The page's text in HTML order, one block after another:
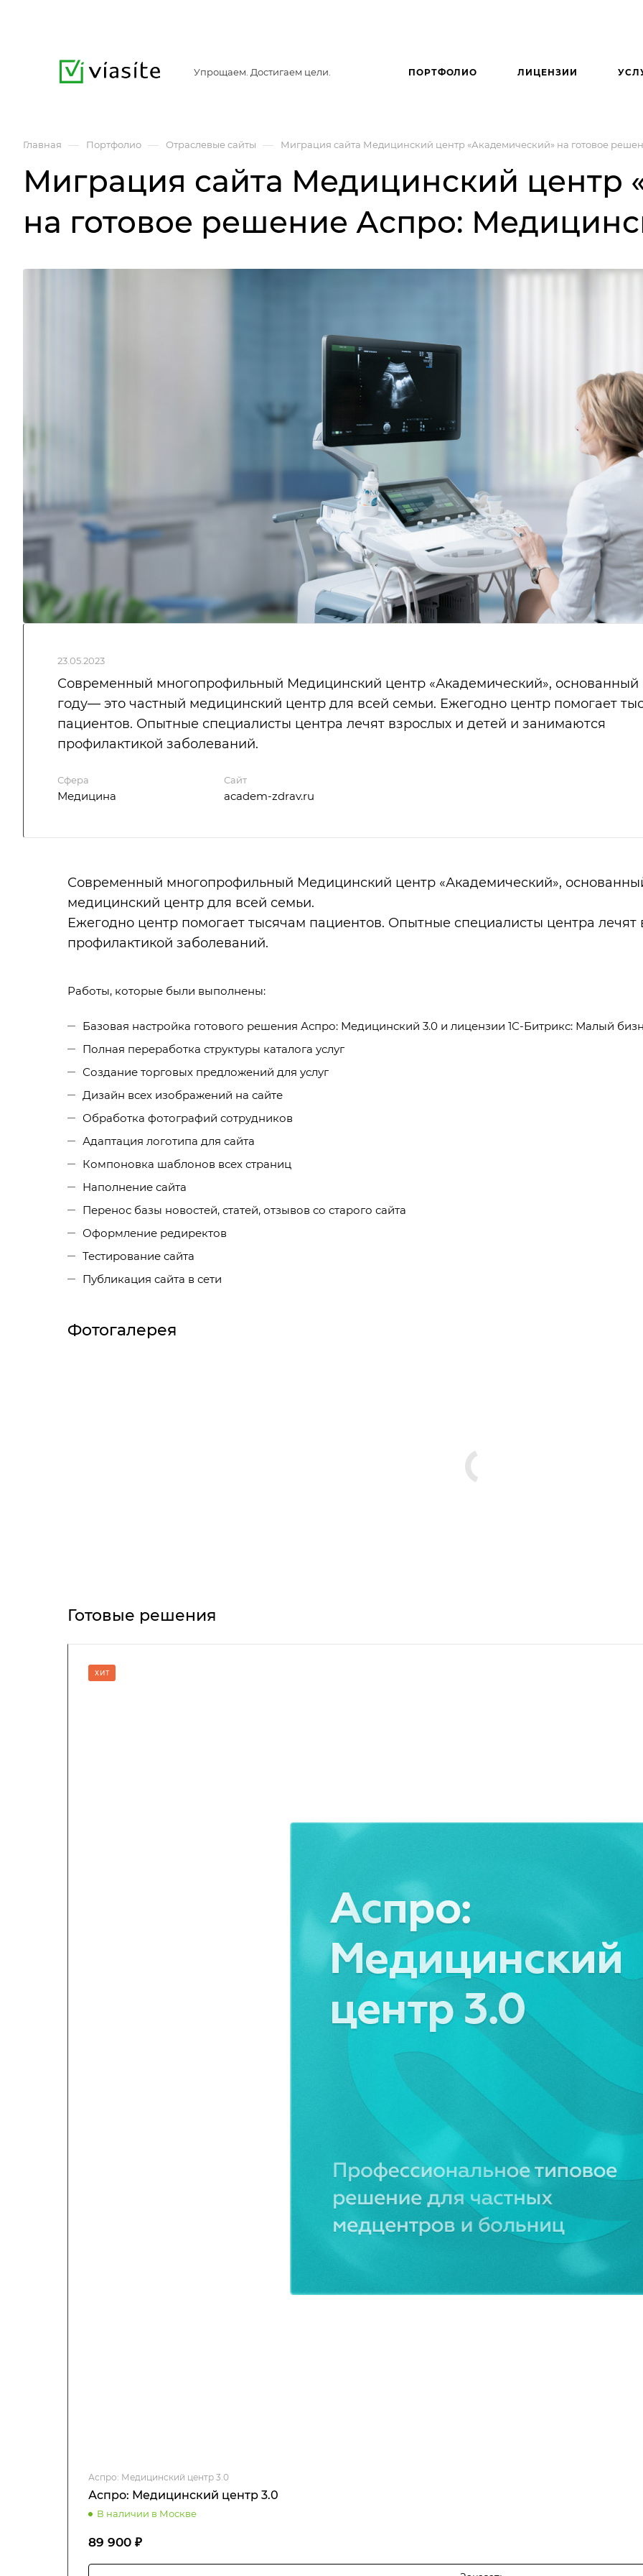
Упрощаем. Достигаем цели. ПОРТФОЛИО ЛИЦЕНЗИИ
Главная — Портфолио — Отраслевые сайты — Миграция сайта Медицинский центр «Академический» на готовое
Миграция сайта Медицинский центр
на готовое решение Аспро:
23.05.2023
Современный многопрофильный Медицинский центр «Академический», основанный
году— это частный медицинский центр для всей семьи. Ежегодно центр помогает
пациентов. Опытные специалисты центра лечят взрослых и детей и занимаются
профилактикой заболеваний.
Сфера
Медицина
Сайт
academ-zdrav.ru
Современный многопрофильный Медицинский центр «Академический»,
медицинский центр для всей семьи.
Ежегодно центр помогает тысячам пациентов. Опытные специалисты центра
профилактикой заболеваний.
Работы, которые были выполнены:
Базовая настройка готового решения Аспро: Медицинский 3.0 и лицензии 1С-Битрикс: Малый
Полная переработка структуры каталога услуг
Создание торговых предложений для услуг
Дизайн всех изображений на сайте
Обработка фотографий сотрудников
Адаптация логотипа для сайта
Компоновка шаблонов всех страниц
Наполнение сайта
Перенос базы новостей, статей, отзывов со старого сайта
Оформление редиректов
Тестирование сайта
Публикация сайта в сети
Фотогалерея
Готовые решения
ХИТ
Аспро: Медицинский центр 3.0
Аспро: Медицинский центр 3.0
В наличии в Москве
89 900 ₽